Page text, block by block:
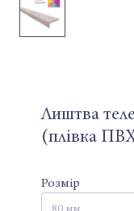
Лиштва
(плівка
Розмір